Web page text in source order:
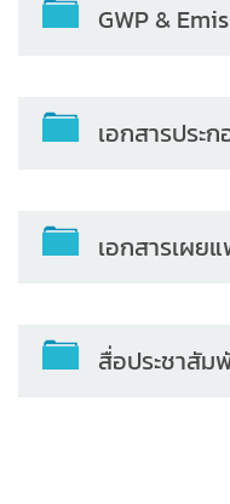
GWP &
เอกสารประ
เอกสารเผย
สื่อประชาสัม